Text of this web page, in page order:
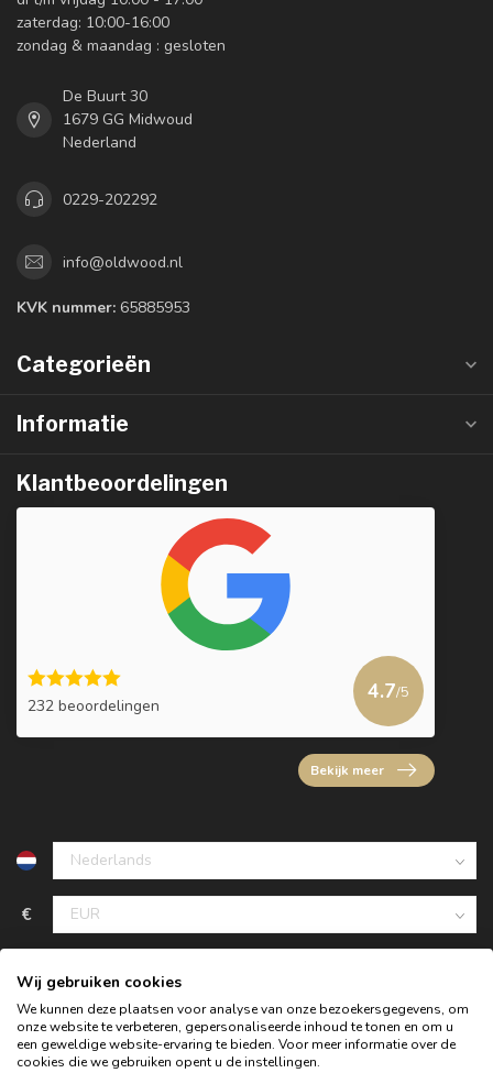
zaterdag: 10:00-16:00
zondag & maandag : gesloten
De Buurt 30
1679 GG Midwoud
Nederland
0229-202292
info@oldwood.nl
KVK nummer: 65885953
Categorieën
Informatie
Klantbeoordelingen
232 beoordelingen
4.7/5
Bekijk meer
€
Wij gebruiken cookies
We kunnen deze plaatsen voor analyse van onze bezoekersgegevens, om
onze website te verbeteren, gepersonaliseerde inhoud te tonen en om u
een geweldige website-ervaring te bieden. Voor meer informatie over de
cookies die we gebruiken opent u de instellingen.